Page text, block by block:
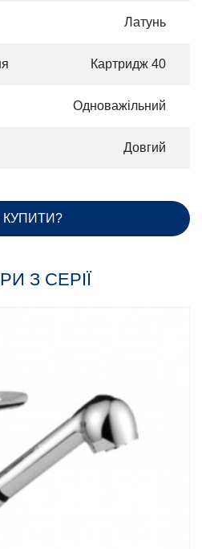
Латунь
Картридж 40
Одноважільний
Довгий
КУПИТИ?
З СЕРІЇ